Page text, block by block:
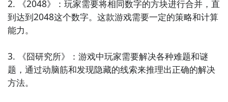
2. 《2048》：玩家需要将相同数字的方块进行合并，直
到达到2048这个数字。这款游戏需要一定的策略和计算
能力。
3. 《囧研究所》：游戏中玩家需要解决各种难题和谜
题，通过动脑筋和发现隐藏的线索来推理出正确的解决
方法。